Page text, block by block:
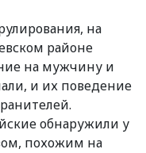
на
районе
на мужчину и
и их поведение
обнаружили у
похожим на